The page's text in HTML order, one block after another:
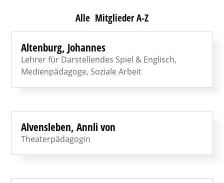
Alle Mitglieder A-Z
Altenburg, Johannes
Lehrer für Darstellendes Spiel & Englisch,
Medienpädagoge, Soziale Arbeit
Alvensleben, Annli von
Theaterpädagogin